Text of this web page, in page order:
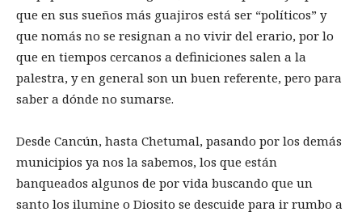
que en sus sueños más guajiros está ser “políticos” y
que nomás no se resignan a no vivir del erario, por lo
que en tiempos cercanos a definiciones salen a la
palestra, y en general son un buen referente, pero para
saber a dónde no sumarse.
Desde Cancún, hasta Chetumal, pasando por los demás
municipios ya nos la sabemos, los que están
banqueados algunos de por vida buscando que un
santo los ilumine o Diosito se descuide para ir rumbo a